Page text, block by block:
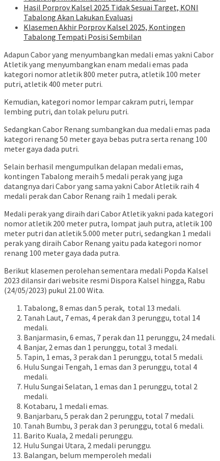
Hasil Porprov Kalsel 2025 Tidak Sesuai Target, KONI
Tabalong Akan Lakukan Evaluasi
Klasemen Akhir Porprov Kalsel 2025, Kontingen
Tabalong Tempati Posisi Sembilan
Adapun Cabor yang menyumbangkan medali emas yakni Cabor
Atletik yang menyumbangkan enam medali emas pada
kategori nomor atletik 800 meter putra, atletik 100 meter
putri, atletik 400 meter putri.
Kemudian, kategori nomor lempar cakram putri, lempar
lembing putri, dan tolak peluru putri.
Sedangkan Cabor Renang sumbangkan dua medali emas pada
kategori renang 50 meter gaya bebas putra serta renang 100
meter gaya dada putri.
Selain berhasil mengumpulkan delapan medali emas,
kontingen Tabalong meraih 5 medali perak yang juga
datangnya dari Cabor yang sama yakni Cabor Atletik raih 4
medali perak dan Cabor Renang raih 1 medali perak.
Medali perak yang diraih dari Cabor Atletik yakni pada kategori
nomor atletik 200 meter putra, lompat jauh putra, atletik 100
meter putri dan atletik 5.000 meter putri, sedangkan 1 medali
perak yang diraih Cabor Renang yaitu pada kategori nomor
renang 100 meter gaya dada putra.
Berikut klasemen perolehan sementara medali Popda Kalsel
2023 dilansir dari website resmi Dispora Kalsel hingga, Rabu
(24/05/2023) pukul 21.00 Wita.
Tabalong, 8 emas dan 5 perak, total 13 medali.
Tanah Laut, 7 emas, 4 perak dan 3 perunggu, total 14
medali.
Banjarmasin, 6 emas, 7 perak dan 11 perunggu, 24 medali.
Banjar, 2 emas dan 1 perunggu, total 3 medali.
Tapin, 1 emas, 3 perak dan 1 perunggu, total 5 medali.
Hulu Sungai Tengah, 1 emas dan 3 perunggu, total 4
medali.
Hulu Sungai Selatan, 1 emas dan 1 perunggu, total 2
medali.
Kotabaru, 1 medali emas.
Banjarbaru, 5 perak dan 2 perunggu, total 7 medali.
Tanah Bumbu, 3 perak dan 3 perunggu, total 6 medali.
Barito Kuala, 2 medali perunggu.
Hulu Sungai Utara, 2 medali perunggu.
Balangan, belum memperoleh medali